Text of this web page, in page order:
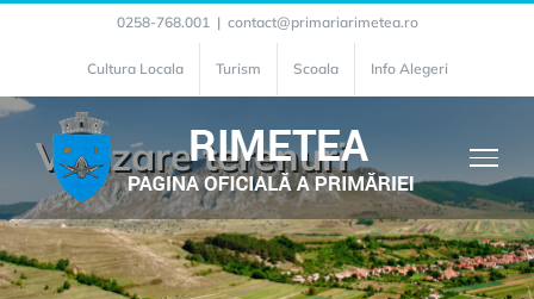
content
0258-768.001 | contact@primariarimetea.ro
Cultura Locala Turism Scoala Info Alegeri
Vânzare terenuri